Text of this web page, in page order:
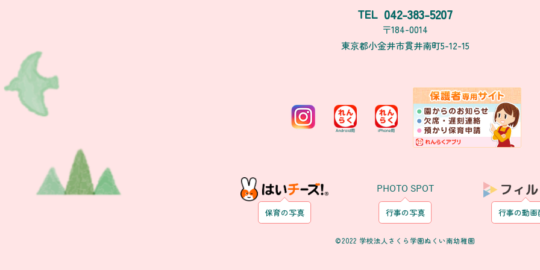
TEL 042-383-5207
〒184-0014
東京都小金井市貫井南町5-12-15
保育の写真
PHOTO SPOT
行事の写真 行事の動画
©2022 学校法人さくら学園ぬくい南幼稚園